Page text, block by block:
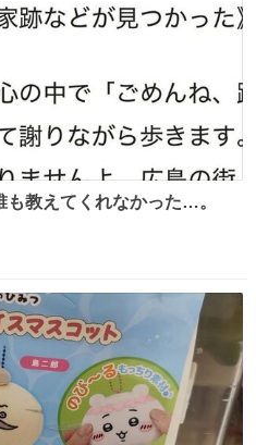
教えてくれなかった…。